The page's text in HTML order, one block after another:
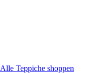
Alle Teppiche shoppen